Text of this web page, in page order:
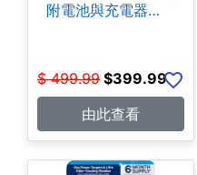
附電池與充電器
$ 499.99 $399.99
由此查看